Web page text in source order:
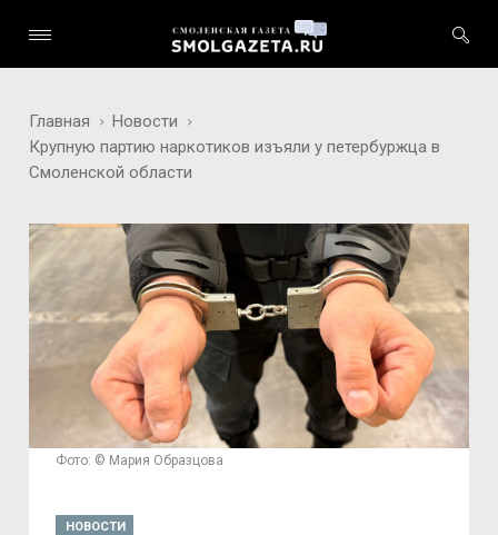
Главная
Новости
Крупную партию наркотиков изъяли у петербуржца в
Смоленской области
Фото: © Мария Образцова
НОВОСТИ